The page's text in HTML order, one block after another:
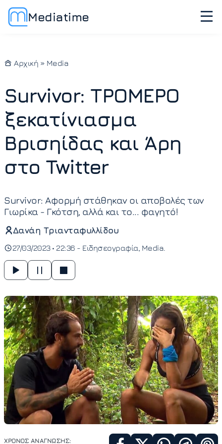
Mediatime
Αρχική » Media
Survivor: ΤΡΟΜΕΡΟ
ξεκατίνιασμα
Βρισηίδας και Άρη
στο Twitter
Survivor: Αφορμή στάθηκαν οι αποβολές των
Γιωρίκα - Γκότση, αλλά και το... φαγητό!
Δανάη Τριανταφυλλίδου
27/03/2023 • 22:36 - Ειδησεογραφία Media
ΧΡΟΝΟΣ ΑΝΑΓΝΩΣΗΣ: